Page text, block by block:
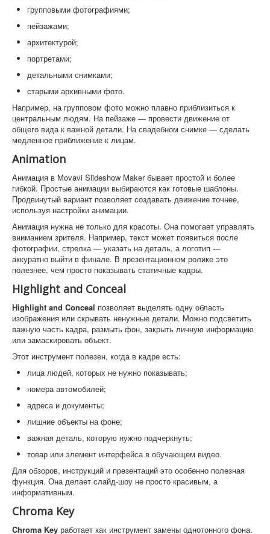
групповыми фотографиями;
пейзажами;
архитектурой;
портретами;
детальными снимками;
старыми архивными фото.
Например, на групповом фото можно плавно приблизиться к
центральным людям. На пейзаже — провести движение от
общего вида к важной детали. На свадебном снимке — сделать
медленное приближение к лицам.
Animation
Анимация в Movavi Slideshow Maker бывает простой и более
гибкой. Простые анимации выбираются как готовые шаблоны.
Продвинутый вариант позволяет создавать движение точнее,
используя настройки анимации.
Анимация нужна не только для красоты. Она помогает управлять
вниманием зрителя. Например, текст может появиться после
фотографии, стрелка — указать на деталь, а логотип —
аккуратно выйти в финале. В презентационном ролике это
полезнее, чем просто показывать статичные кадры.
Highlight and Conceal
Highlight and Conceal позволяет выделять одну область
изображения или скрывать ненужные детали. Можно подсветить
важную часть кадра, размыть фон, закрыть личную информацию
или замаскировать объект.
Этот инструмент полезен, когда в кадре есть:
лица людей, которых не нужно показывать;
номера автомобилей;
адреса и документы;
лишние объекты на фоне;
важная деталь, которую нужно подчеркнуть;
товар или элемент интерфейса в обучающем видео.
Для обзоров, инструкций и презентаций это особенно полезная
функция. Она делает слайд-шоу не просто красивым, а
информативным.
Chroma Key
Chroma Key работает как инструмент замены однотонного фона.